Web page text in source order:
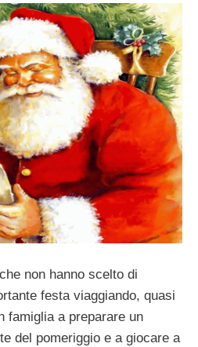
non hanno scelto di
festa viaggiando, quasi
famiglia a preparare un
del pomeriggio e a giocare a